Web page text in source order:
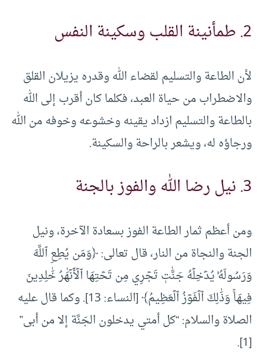
2. طمأنينة القلب وسكينة النفس
لأن الطاعة والتسليم لقضاء الله وقدره يزيلان القلق
والاضطراب من حياة العبد، فكلما كان أقرب إلى الله
بالطاعة والتسليم ازداد يقينه وخشوعه وخوفه من الله
ورجاؤه له، ويشعر بالراحة والسكينة.
3. نيل رضا الله والفوز بالجنة
ومن أعظم ثمار الطاعة الفوز بسعادة الآخرة، ونيل
الجنة والنجاة من النار، قال تعالى: ﴿وَمَن يُطِعِ ٱللَّهَ
وَرَسُولَهُۥ يُدۡخِلۡهُ جَنَّٰتٖ تَجۡرِي مِن تَحۡتِهَا ٱلۡأَنۡهَٰرُ خَٰلِدِينَ
فِيهَاۚ وَذَٰلِكَ ٱلۡفَوۡزُ ٱلۡعَظِيمُ﴾ [النساء: 13]. وكما قال عليه
الصلاة والسلام: “كل أمتي يدخلون الجَنَّة إلا من أبى”
[1].